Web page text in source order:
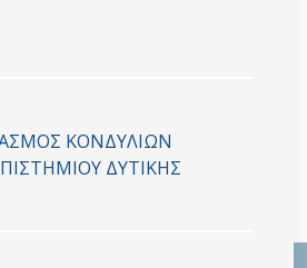
ΚΟΝΔYΛΙΩΝ
ΔΥΤΙΚΗΣ